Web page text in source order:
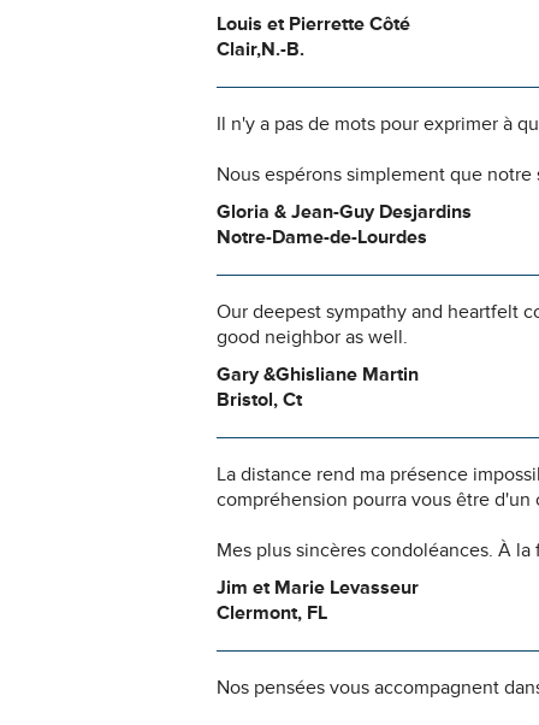
Louis et Pierrette Côté
Clair,N.-B.
Il n'y a pas de mots pour exprimer à
Nous espérons simplement que
Gloria & Jean-Guy Desjardins
Notre-Dame-de-Lourdes
Our deepest sympathy and heartfelt
good neighbor as well.
Gary &Ghisliane Martin
Bristol, Ct
La distance rend ma présence
compréhension pourra vous être d'un
Mes plus sincères condoléances. À
Jim et Marie Levasseur
Clermont, FL
Nos pensées vous accompagnent